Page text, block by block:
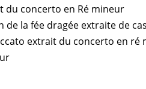
du concerto en Ré mineur
de la fée dragée extraite de
extrait du concerto en ré